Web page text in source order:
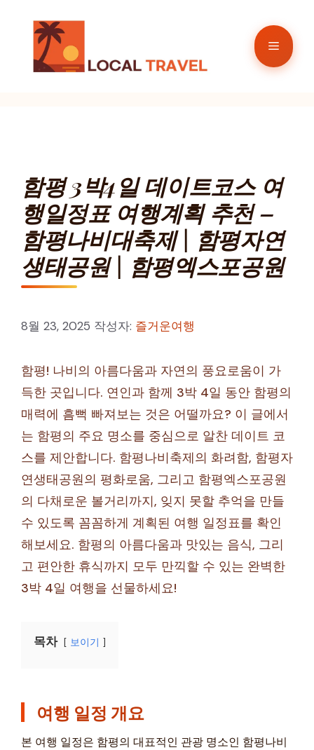
메
함평 3박4일 데이트코스 여
행일정표 여행계획 추천 –
함평나비대축제 | 함평자연
생태공원 | 함평엑스포공원
8월 23, 2025 작성자: 즐거운여행
함평! 나비의 아름다움과 자연의 풍요로움이 가
득한 곳입니다. 연인과 함께 3박 4일 동안 함평의
매력에 흠뻑 빠져보는 것은 어떨까요? 이 글에서
는 함평의 주요 명소를 중심으로 알찬 데이트 코
스를 제안합니다. 함평나비축제의 화려함, 함평자
연생태공원의 평화로움, 그리고 함평엑스포공원
의 다채로운 볼거리까지, 잊지 못할 추억을 만들
수 있도록 꼼꼼하게 계획된 여행 일정표를 확인
해보세요. 함평의 아름다움과 맛있는 음식, 그리
고 편안한 휴식까지 모두 만끽할 수 있는 완벽한
3박 4일 여행을 선물하세요!
목차 보이기
여행 일정 개요
본 여행 일정은 함평의 대표적인 관광 명소인 함평나비